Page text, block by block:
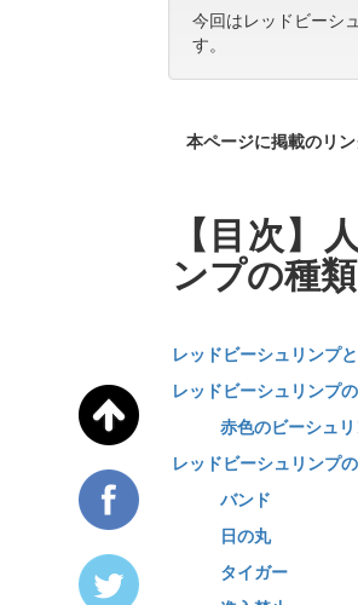
今回はレッドビーシ
す。
本ページに掲載のリ
【目次】
ンプの種
レッドビーシュリンプ
レッドビーシュリンプ
赤色のビーシュ
レッドビーシュリンプ
バンド
日の丸
タイガー